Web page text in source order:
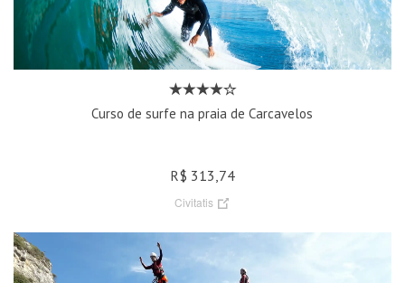
Curso de surfe na praia de Carcavelos
R$ 313,74
Civitatis